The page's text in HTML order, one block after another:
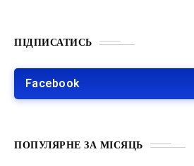
ПІДПИСАТИСЬ
Facebook
ПОПУЛЯРНЕ ЗА МІСЯЦЬ